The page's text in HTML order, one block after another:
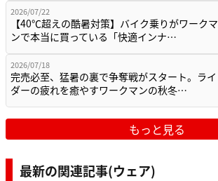
2026/07/22
【40℃超えの酷暑対策】バイク乗りがワークマ
ンで本当に買っている「快適インナ…
2026/07/18
完売必至、猛暑の裏で争奪戦がスタート。ライ
ダーの疲れを癒やすワークマンの秋冬…
もっと見る
最新の関連記事(ウェア)